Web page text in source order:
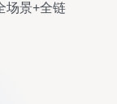
场景+全链